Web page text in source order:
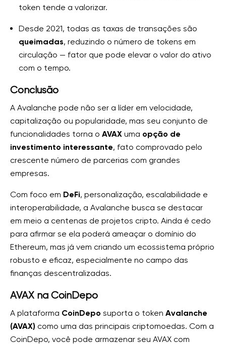
token tende a valorizar.
Desde 2021, todas as taxas de transações são
queimadas, reduzindo o número de tokens em
circulação — fator que pode elevar o valor do ativo
com o tempo.
Conclusão
A Avalanche pode não ser a líder em velocidade,
capitalização ou popularidade, mas seu conjunto de
funcionalidades torna o AVAX uma opção de
investimento interessante, fato comprovado pelo
crescente número de parcerias com grandes
empresas.
Com foco em DeFi, personalização, escalabilidade e
interoperabilidade, a Avalanche busca se destacar
em meio a centenas de projetos cripto. Ainda é cedo
para afirmar se ela poderá ameaçar o domínio do
Ethereum, mas já vem criando um ecossistema próprio
robusto e eficaz, especialmente no campo das
finanças descentralizadas.
AVAX na CoinDepo
A plataforma CoinDepo suporta o token Avalanche
(AVAX) como uma das principais criptomoedas. Com a
CoinDepo, você pode armazenar seu AVAX com